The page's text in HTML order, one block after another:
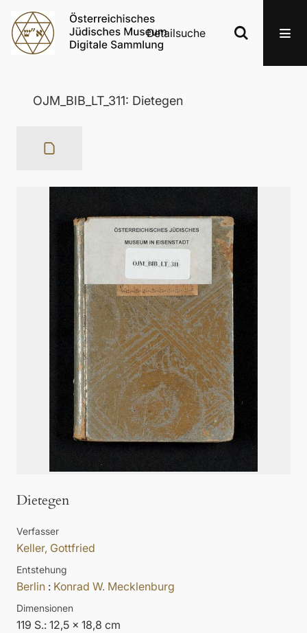
Detailsuche
OJM_BIB_LT_311: Dietegen
Dietegen
Verfasser
Keller, Gottfried
Entstehung
Berlin : Konrad W. Mecklenburg
Dimensionen
119 S.: 12,5 x 18,8 cm